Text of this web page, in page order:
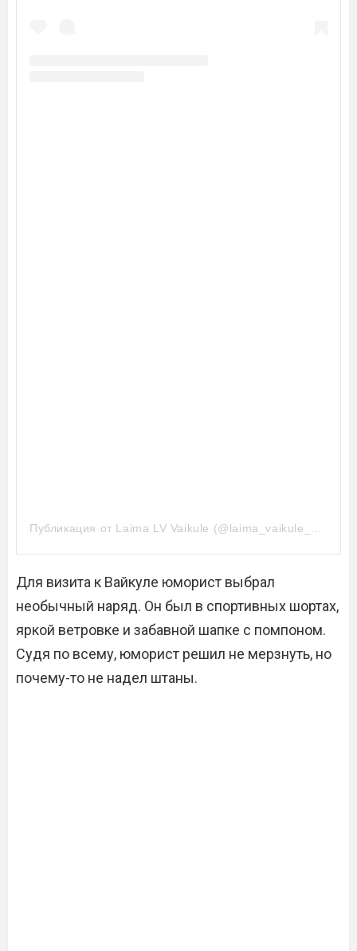
Для визита к Вайкуле юморист выбрал
необычный наряд. Он был в спортивных шортах,
яркой ветровке и забавной шапке с помпоном.
Судя по всему, юморист решил не мерзнуть, но
почему-то не надел штаны.